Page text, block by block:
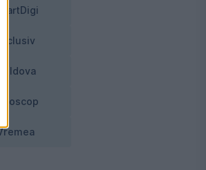
Exclusiv
Moldova